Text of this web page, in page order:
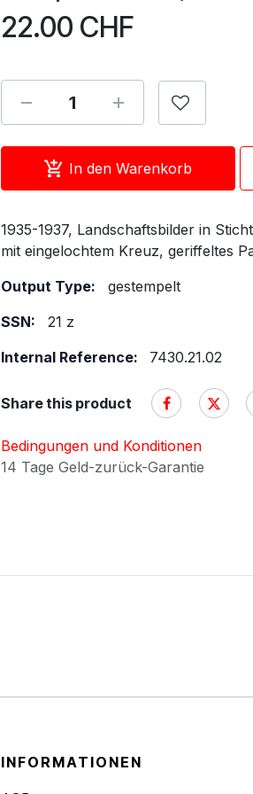
22.00 CHF
In den Warenkorb
1935-1937, Landschaftsbilder in
mit eingelochtem Kreuz, geriffeltes
Output Type:
gestempelt
SSN:
21 z
Internal Reference:
7430.21.02
Share this product
Bedingungen und Konditionen
14 Tage Geld-zurück-Garantie
INFORMATIONEN